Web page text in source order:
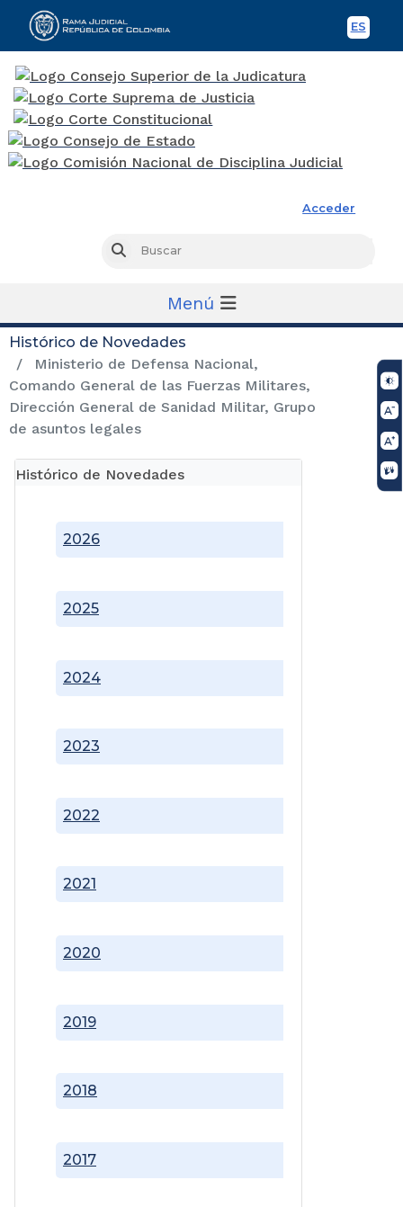
ES
Acceder
Buscar
Menú
Histórico de Novedades
Ministerio de Defensa Nacional,
Comando General de las Fuerzas Militares,
Dirección General de Sanidad Militar, Grupo
de asuntos legales
Histórico de Novedades
2017
2018
2019
2020
2021
2022
2023
2024
2025
2026